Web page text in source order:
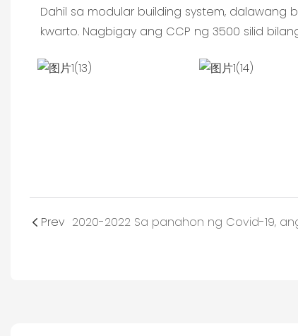
Dahil sa modular building system,
kwarto. Nagbigay ang CCP ng 3500 silid
Prev